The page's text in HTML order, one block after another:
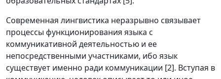
Современная лингвистика неразрывно связывает
процессы функционирования языка с
коммуникативной деятельностью и ее
непосредственными участниками, ибо язык
существует именно ради коммуникации [2]. Вступая в